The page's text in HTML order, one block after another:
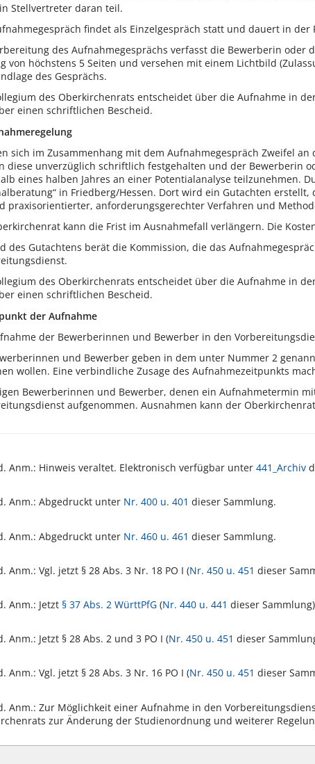
Stellvertreter daran teil.
findet als Einzelgespräch statt und dauert in der
des Aufnahmegesprächs verfasst die Bewerberin
von höchstens 5 Seiten und versehen mit einem Lichtbild
des Gesprächs.
des Oberkirchenrats entscheidet über die Aufnahme in
einen schriftlichen Bescheid.
sich im Zusammenhang mit dem Aufnahmegespräch Zweifel
diese unverzüglich schriftlich festgehalten und der Bewerberin
eines halben Jahres an einer Potentialanalyse teilzunehmen.
in Friedberg/Hessen. Dort wird ein Gutachten
praxisorientierter, anforderungsgerechter Verfahren und
kann die Frist im Ausnahmefall verlängern. Die
des Gutachtens berät die Kommission, die das
des Oberkirchenrats entscheidet über die Aufnahme in
einen schriftlichen Bescheid.
der Aufnahme
der Bewerberinnen und Bewerber in den
und Bewerber geben in dem unter Nummer 2
wollen. Eine verbindliche Zusage des Aufnahmezeitpunkts
Bewerberinnen und Bewerber, denen ein Aufnahmetermin
aufgenommen. Ausnahmen kann der
Anm.: Hinweis veraltet. Elektronisch verfügbar unter 441_Archiv
Anm.: Abgedruckt unter Nr. 400 u. 401 dieser Sammlung.
Anm.: Abgedruckt unter Nr. 460 u. 461 dieser Sammlung.
Anm.: Vgl. jetzt § 28 Abs. 3 Nr. 18 PO I (Nr. 450 u. 451 dieser
Anm.: Jetzt § 37 Abs. 2 WürttPfG (Nr. 440 u. 441 dieser
Anm.: Jetzt § 28 Abs. 2 und 3 PO I (Nr. 450 u. 451 dieser
Anm.: Vgl. jetzt § 28 Abs. 3 Nr. 16 PO I (Nr. 450 u. 451 dieser
Anm.: Zur Möglichkeit einer Aufnahme in den
zur Änderung der Studienordnung und weiterer